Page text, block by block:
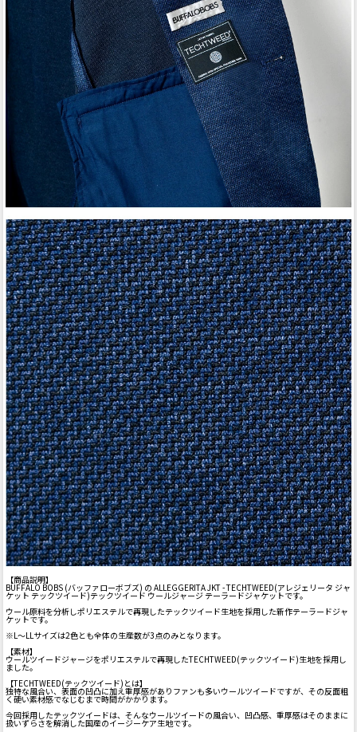
【商品説明】
BUFFALO BOBS (バッファローボブズ) の ALLEGGERITA JKT - TECHTWEED(アレジェリータ ジャ
ケット テックツイード)テックツイード ウールジャージ テーラードジャケットです。
ウール原料を分析しポリエステルで再現したテックツイード生地を採用した新作テーラードジャ
ケットです。
※L～LLサイズは2色とも全体の生産数が3点のみとなります。
【素材】
ウールツイードジャージをポリエステルで再現したTECHTWEED(テックツイード)生地を採用し
ました。
【TECHTWEED(テックツイード)とは】
独特な風合い、表面の凹凸に加え重厚感がありファンも多いウールツイードですが、その反面粗
く硬い素材感でなじむまで時間がかかります。
今回採用したテックツイードは、そんなウールツイードの風合い、凹凸感、重厚感はそのままに
扱いずらさを解消した国産のイージーケア生地です。